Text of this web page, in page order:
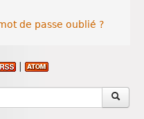
de passe oublié ?